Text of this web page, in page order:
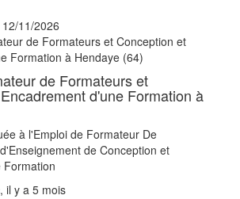
11/2026
de Formateurs et
d'une Formation à
à l'Emploi de Formateur De
de Conception et
Formation
il y a 5 mois